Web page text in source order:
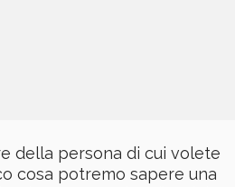
della persona di cui volete
cosa potremo sapere una